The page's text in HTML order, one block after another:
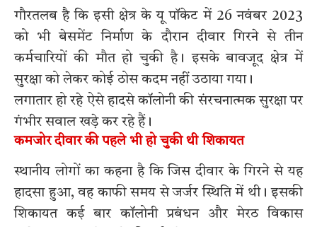
गौरतलब है कि इसी क्षेत्र के यू पॉकेट में 26 नवंबर 2023
को भी बेसमेंट निर्माण के दौरान दीवार गिरने से तीन
कर्मचारियों की मौत हो चुकी है। इसके बावजूद क्षेत्र में
सुरक्षा को लेकर कोई ठोस कदम नहीं उठाया गया।
लगातार हो रहे ऐसे हादसे कॉलोनी की संरचनात्मक सुरक्षा पर
गंभीर सवाल खड़े कर रहे हैं।
कमजोर दीवार की पहले भी हो चुकी थी शिकायत
स्थानीय लोगों का कहना है कि जिस दीवार के गिरने से यह
हादसा हुआ, वह काफी समय से जर्जर स्थिति में थी। इसकी
शिकायत कई बार कॉलोनी प्रबंधन और मेरठ विकास